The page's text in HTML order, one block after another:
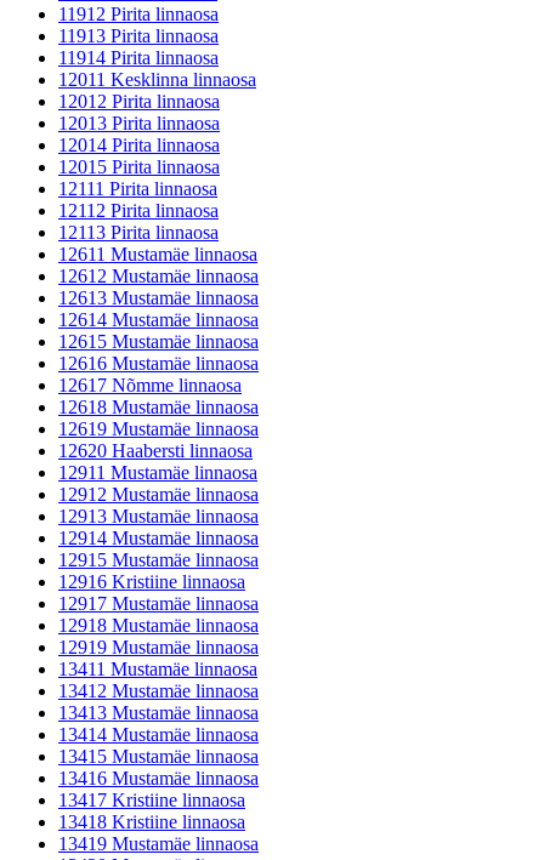
11912 Pirita linnaosa
11913 Pirita linnaosa
11914 Pirita linnaosa
12011 Kesklinna linnaosa
12012 Pirita linnaosa
12013 Pirita linnaosa
12014 Pirita linnaosa
12015 Pirita linnaosa
12111 Pirita linnaosa
12112 Pirita linnaosa
12113 Pirita linnaosa
12611 Mustamäe linnaosa
12612 Mustamäe linnaosa
12613 Mustamäe linnaosa
12614 Mustamäe linnaosa
12615 Mustamäe linnaosa
12616 Mustamäe linnaosa
12617 Nõmme linnaosa
12618 Mustamäe linnaosa
12619 Mustamäe linnaosa
12620 Haabersti linnaosa
12911 Mustamäe linnaosa
12912 Mustamäe linnaosa
12913 Mustamäe linnaosa
12914 Mustamäe linnaosa
12915 Mustamäe linnaosa
12916 Kristiine linnaosa
12917 Mustamäe linnaosa
12918 Mustamäe linnaosa
12919 Mustamäe linnaosa
13411 Mustamäe linnaosa
13412 Mustamäe linnaosa
13413 Mustamäe linnaosa
13414 Mustamäe linnaosa
13415 Mustamäe linnaosa
13416 Mustamäe linnaosa
13417 Kristiine linnaosa
13418 Kristiine linnaosa
13419 Mustamäe linnaosa